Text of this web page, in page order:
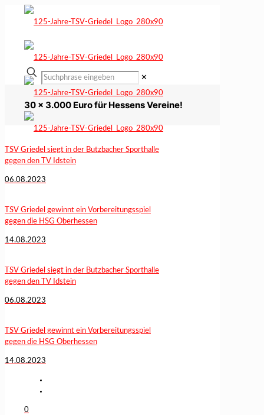
✕
30 x 3.000 Euro für Hessens Vereine!
TSV Griedel siegt in der Butzbacher Sporthalle
gegen den TV Idstein
06.08.2023
TSV Griedel gewinnt ein Vorbereitungsspiel
gegen die HSG Oberhessen
14.08.2023
TSV Griedel siegt in der Butzbacher Sporthalle
gegen den TV Idstein
06.08.2023
TSV Griedel gewinnt ein Vorbereitungsspiel
gegen die HSG Oberhessen
14.08.2023
0